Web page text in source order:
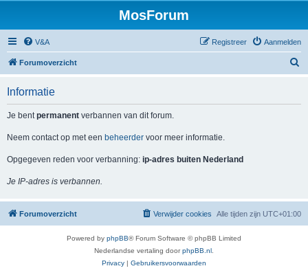
MosForum
V&A Aanmelden
Registreer
Forumoverzicht
Informatie
Je bentpermanent verbannen van dit forum.
Neem contact op met een beheerder voor meer informatie.
Opgegeven reden voor verbanning: ip-adres buiten Nederland
Je IP-adres is verbannen.
Forumoverzicht Alle tijden zijn UTC+01:00
Verwijder cookies
Powered by phpBB® Forum Software © phpBB Limited
Nederlandse vertaling doorphpBB.nl
Privacy | Gebruikersvoorwaarden